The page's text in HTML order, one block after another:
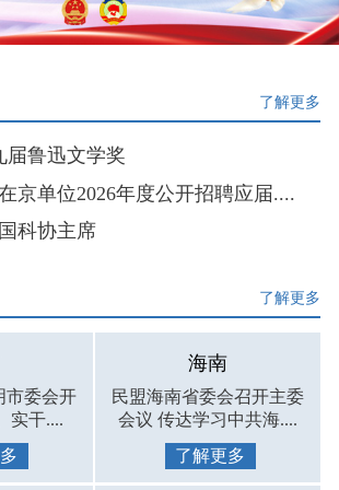
了解更多
届鲁迅文学奖
京单位2026年度公开招聘应届....
科协主席
了解更多
市委会开
实干....
海南
民盟海南省委会召开主委
会议 传达学习中共海....
了解更多